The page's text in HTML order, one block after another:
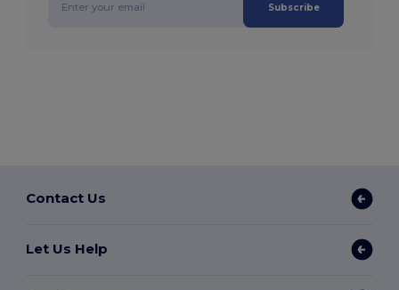
Subscribe
Contact Us
Let Us Help